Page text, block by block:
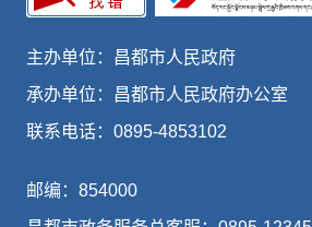
主办单位：昌都市人民政府
承办单位：昌都市人民政府办公室
联系电话：0895-4853102
邮编：854000